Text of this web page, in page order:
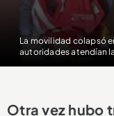
La movilidad colapsó
autoridades atendían
Otra vez hubo